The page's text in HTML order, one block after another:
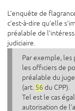
L’enquête de
c’est-à-dire qu’elle
préalable de
judiciaire.
Par exemple, les
les officiers de
préalable du
(art. 56 du CPP).
Tel est le cas
autorisation de